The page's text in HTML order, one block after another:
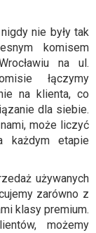
nie były tak
komisem
na ul.
łączymy
na klienta, co
dla siebie.
może liczyć
każdym etapie
używanych
zarówno z
klasy premium.
możemy